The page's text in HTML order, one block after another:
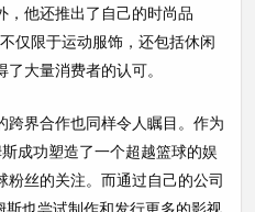
，他还推出了自己的时尚品
仅限于运动服饰，还包括休闲
大量消费者的认可。
跨界合作也同样令人瞩目。作为
成功塑造了一个超越篮球的娱
粉丝的关注。而通过自己的公司